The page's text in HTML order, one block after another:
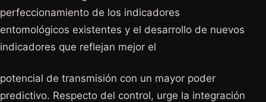
perfeccionamiento de los indicadores
entomológicos existentes y el desarrollo de nuevos
indicadores que reflejan mejor el
potencial de transmisión con un mayor poder
predictivo. Respecto del control, urge la integración